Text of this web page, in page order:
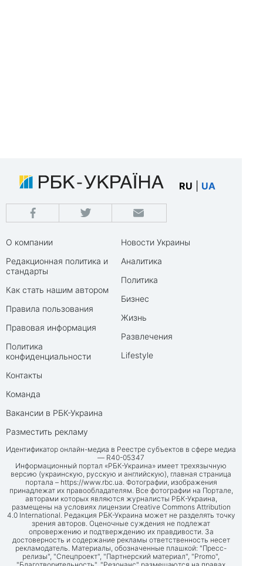
RU UA
О компании
Редакционная политика и
стандарты
Как стать нашим автором
Правила пользования
Правовая информация
Политика
конфиденциальности
Контакты
Команда
Вакансии в РБК-Украина
Разместить рекламу
Новости Украины
Аналитика
Политика
Бизнес
Жизнь
Развлечения
Lifestyle
Идентификатор онлайн-медиа в Реестре субъектов в сфере медиа
— R40-05347
Информационный портал «РБК-Украина» имеет трехязычную
версию (украинскую, русскую и английскую), главная страница
портала – https://www.rbc.ua. Фотографии, изображения
принадлежат их правообладателям. Все фотографии на Портале,
авторами которых являются журналисты РБК-Украина,
размещены на условиях лицензии Creative Commons Attribution
4.0 International. Редакция РБК-Украина может не разделять точку
зрения авторов. Оценочные суждения не подлежат
опровержению и подтверждению их правдивости. За
достоверность и содержание рекламы ответственность несет
рекламодатель. Материалы, обозначенные плашкой: "Пресс-
релизы", "Спецпроект", "Партнерский материал", "Promo",